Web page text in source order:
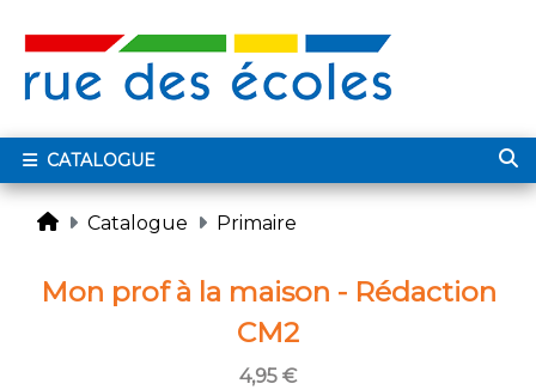
CATALOGUE
Catalogue Primaire
Mon prof à la maison - Rédaction
CM2
4,95 €